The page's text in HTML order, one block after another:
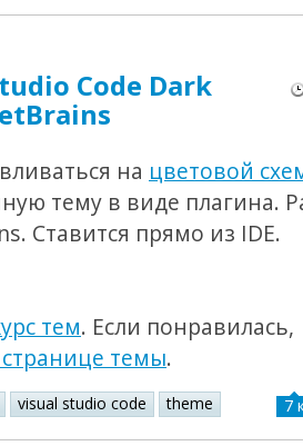
Code Dark
на цветовой
тему в виде плагина.
Ставится прямо из IDE.
тем. Если понравилась,
темы.
visual studio code theme 7